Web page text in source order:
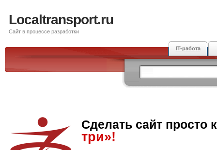
Localtransport.ru
Сайт в процессе разработки
IT-работа
Сделать сайт просто
три»!